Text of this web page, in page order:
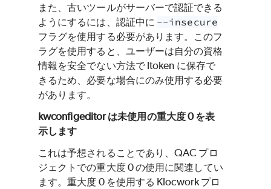
また、古いツールがサーバーで認証できる
ようにするには、認証中に --insecure
フラグを使用する必要があります。このフ
ラグを使用すると、ユーザーは自分の資格
情報を安全でない方法で ltoken に保存で
きるため、必要な場合にのみ使用する必要
があります。
kwconfigeditor は未使用の重大度 0 を表
示します
これは予想されることであり、QAC プロ
ジェクトでの重大度 0 の使用に関連してい
ます。重大度 0 を使用する Klocwork プロ